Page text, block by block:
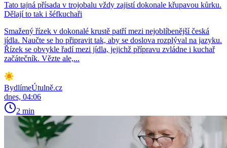
Tato tajná přísada v trojobalu vždy zajistí dokonale křupavou kůrku.
Dělají to tak i šéfkuchaři
Smažený řízek v dokonalé krustě patří mezi nejoblíbenější česká
jídla. Naučte se ho připravit tak, aby se doslova rozplýval na jazyku.
Řízek se obvykle řadí mezi jídla, jejichž přípravu zvládne i kuchař
začátečník. Vězte ale,...
BydlímeÚtulně.cz
dnes, 04:06
2 min